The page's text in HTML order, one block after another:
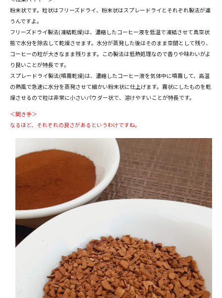
粉末状です。粒状はフリーズドライ、粉末状はスプレードライとそれぞれ製法が違
うんですよ。
フリーズドライ製法(凍結乾燥)は、濃縮したコーヒー液を低温で凍結させて真空状
態で水分を除去して乾燥させます。水分が蒸発した後はそのまま空間として残り、
コーヒーの粒が大きなまま残ります。この製法は低熱処理なので香りや味わいがよ
り良いことが特長です。
スプレードライ製法(噴霧乾燥)は、濃縮したコーヒー液を気体中に噴霧して、高温
の熱風で急速に水分を蒸発させて細かい粉末状に仕上げます。霧状にしたものを乾
燥させるので粒は非常に小さいパウダー状で、溶けやすいことが特長です。
＜聞き手＞
なるほど、それぞれの良さがあるというわけですね。